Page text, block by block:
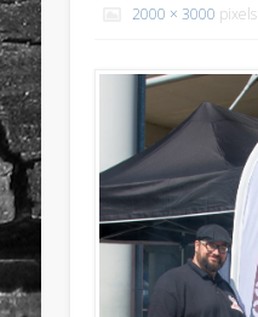
2000 × 3000 pixels